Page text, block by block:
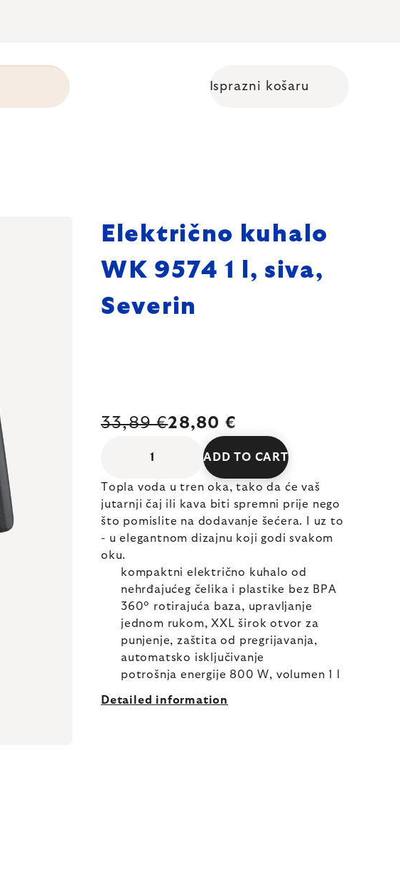
Isprazni košaru
Električno kuhalo
WK 9574 1 l, siva,
Severin
33,89 €28,80 €
ADD TO CART
Topla voda u tren oka, tako da će vaš
jutarnji čaj ili kava biti spremni prije nego
što pomislite na dodavanje šećera. I uz to
- u elegantnom dizajnu koji godi svakom
oku.
kompaktni električno kuhalo od
nehrđajućeg čelika i plastike bez BPA
360° rotirajuća baza, upravljanje
jednom rukom, XXL širok otvor za
punjenje, zaštita od pregrijavanja,
automatsko isključivanje
potrošnja energije 800 W, volumen 1 l
Detailed information